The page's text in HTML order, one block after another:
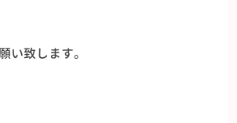
い致します。